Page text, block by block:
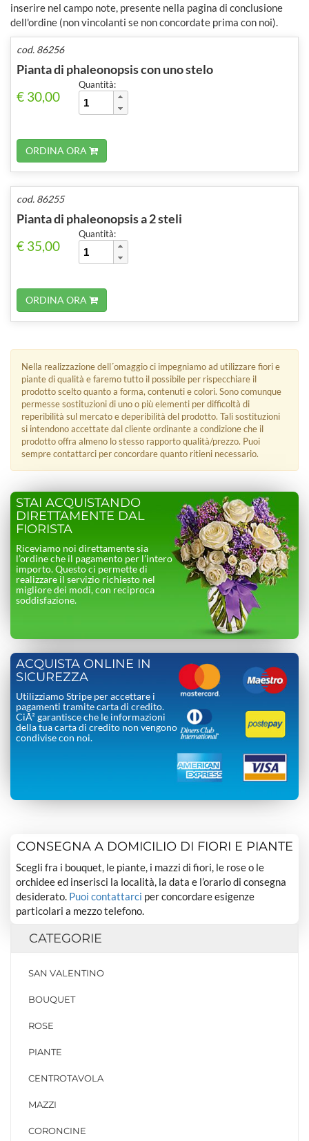
inserire nel campo note, presente nella pagina di conclusione
dell'ordine (non vincolanti se non concordate prima con noi).
cod. 86256
Pianta di phaleonopsis con uno stelo
€ 30,00
Quantità:
ORDINA ORA
cod. 86255
Pianta di phaleonopsis a 2 steli
€ 35,00
Quantità:
ORDINA ORA
Nella realizzazione dell´omaggio ci impegniamo ad utilizzare fiori e
piante di qualità e faremo tutto il possibile per rispecchiare il
prodotto scelto quanto a forma, contenuti e colori. Sono comunque
permesse sostituzioni di uno o più elementi per difficoltà di
reperibilità sul mercato e deperibilità del prodotto. Tali sostituzioni
si intendono accettate dal cliente ordinante a condizione che il
prodotto offra almeno lo stesso rapporto qualità/prezzo. Puoi
sempre contattarci per concordare quanto ritieni necessario.
STAI ACQUISTANDO
DIRETTAMENTE DAL
FIORISTA
Riceviamo noi direttamente sia
l’ordine che il pagamento per l’intero
importo. Questo ci permette di
realizzare il servizio richiesto nel
migliore dei modi, con reciproca
soddisfazione.
ACQUISTA ONLINE IN
SICUREZZA
Utilizziamo Stripe per accettare i
pagamenti tramite carta di credito.
CiÃ² garantisce che le informazioni
della tua carta di credito non vengono
condivise con noi.
CONSEGNA A DOMICILIO DI FIORI E PIANTE
Scegli fra i bouquet, le piante, i mazzi di fiori, le rose o le
orchidee ed inserisci la località, la data e l’orario di consegna
desiderato. Puoi contattarci per concordare esigenze
particolari a mezzo telefono.
CATEGORIE
SAN VALENTINO
BOUQUET
ROSE
PIANTE
CENTROTAVOLA
MAZZI
CORONCINE